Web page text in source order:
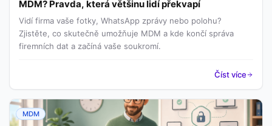
MDM? Pravda, která většinu lidí překvapí
Vidí firma vaše fotky, WhatsApp zprávy nebo polohu?
Zjistěte, co skutečně umožňuje MDM a kde končí správa
firemních dat a začíná vaše soukromí.
Číst více
MDM